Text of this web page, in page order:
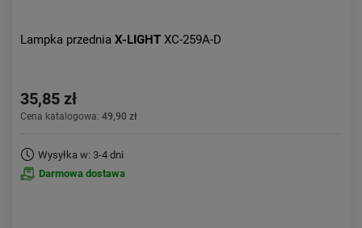
Lampka przednia X-LIGHT XC-259A-D
35,85 zł
Cena katalogowa: 49,90 zł
Wysyłka w: 3-4 dni
Darmowa dostawa